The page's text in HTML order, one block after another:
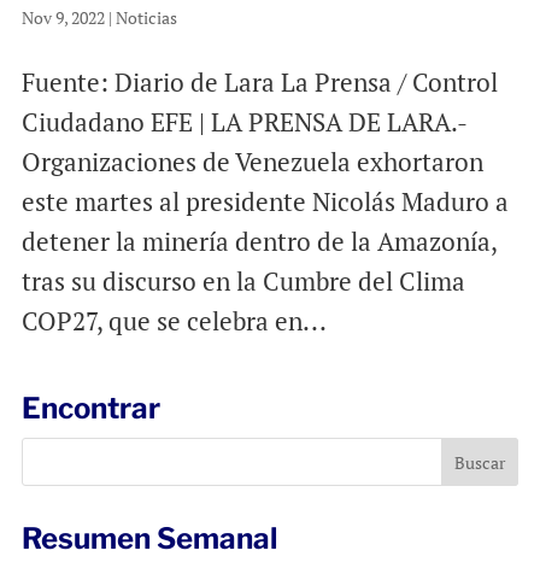
Nov 9, 2022| Noticias
Fuente: Diario de Lara La Prensa / Control
Ciudadano EFE | LA PRENSA DE LARA.-
Organizaciones de Venezuela exhortaron
este martes al presidente Nicolás Maduro a
detener la minería dentro de la Amazonía,
tras su discurso en la Cumbre del Clima
COP27, que se celebra en...
Encontrar
Resumen Semanal